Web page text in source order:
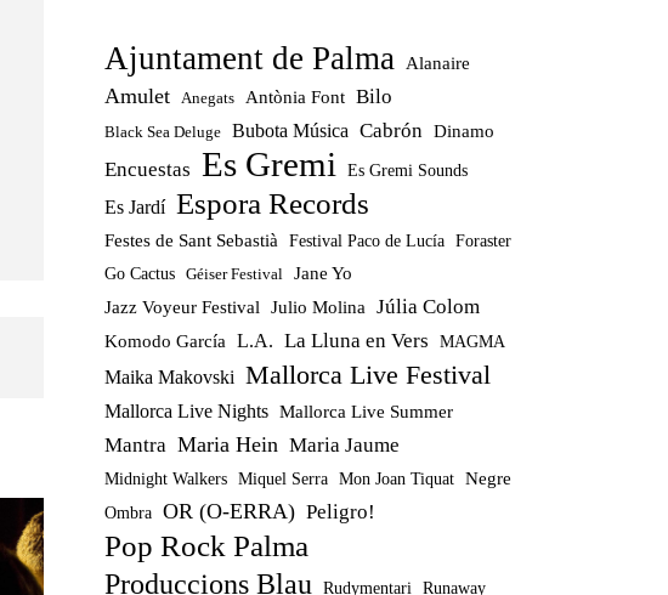
Ajuntament de Palma Alanaire
Amulet Anegats Antònia Font Bilo
Black Sea Deluge Bubota Música Cabrón Dinamo
Encuestas Es Gremi Es Gremi Sounds
Es Jardí Espora Records
Festes de Sant Sebastià Festival Paco de Lucía Foraster
Go Cactus Géiser Festival Jane Yo
Jazz Voyeur Festival Julio Molina Júlia Colom
Komodo García L.A. La Lluna en Vers MAGMA
Maika Makovski Mallorca Live Festival
Mallorca Live Nights Mallorca Live Summer
Mantra Maria Hein Maria Jaume
Midnight Walkers Miquel Serra Mon Joan Tiquat Negre
Ombra OR (O-ERRA) Peligro!
Pop Rock Palma
Produccions Blau
Rudymentari Runaway